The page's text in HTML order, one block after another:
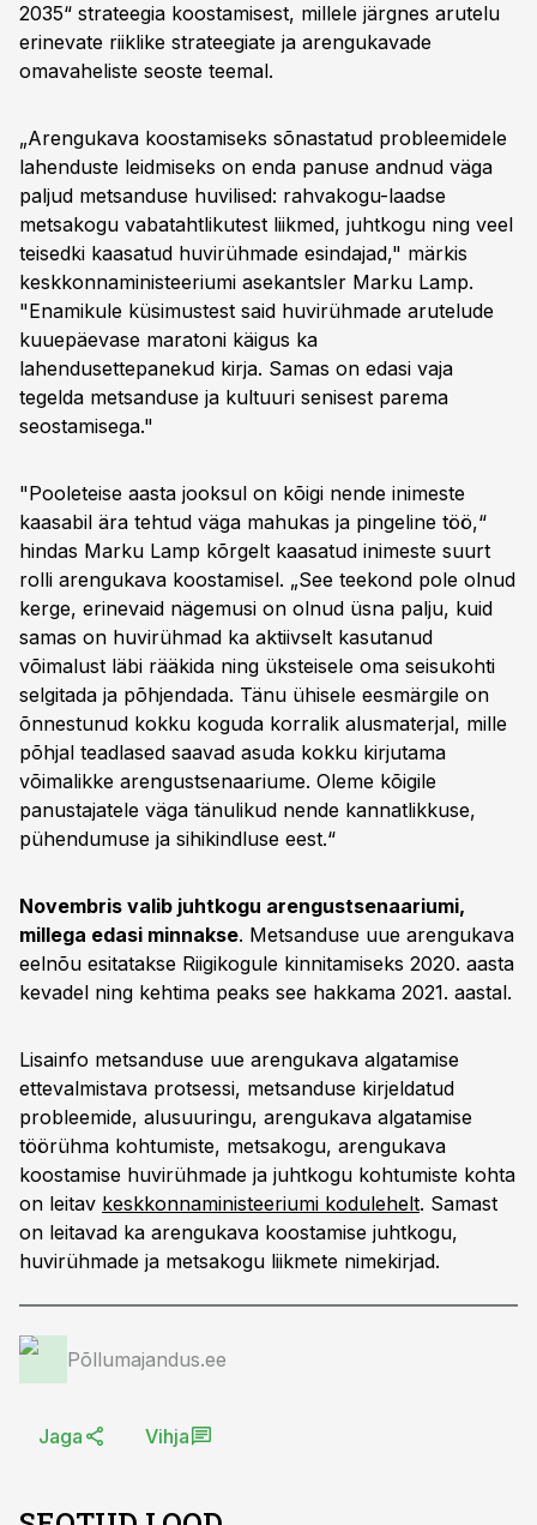
2035“ strateegia koostamisest, millele järgnes arutelu
erinevate riiklike strateegiate ja arengukavade
omavaheliste seoste teemal.
„Arengukava koostamiseks sõnastatud probleemidele
lahenduste leidmiseks on enda panuse andnud väga
paljud metsanduse huvilised: rahvakogu-laadse
metsakogu vabatahtlikutest liikmed, juhtkogu ning veel
teisedki kaasatud huvirühmade esindajad," märkis
keskkonnaministeeriumi asekantsler Marku Lamp.
"Enamikule küsimustest said huvirühmade arutelude
kuuepäevase maratoni käigus ka
lahendusettepanekud kirja. Samas on edasi vaja
tegelda metsanduse ja kultuuri senisest parema
seostamisega."
"Pooleteise aasta jooksul on kõigi nende inimeste
kaasabil ära tehtud väga mahukas ja pingeline töö,“
hindas Marku Lamp kõrgelt kaasatud inimeste suurt
rolli arengukava koostamisel. „See teekond pole olnud
kerge, erinevaid nägemusi on olnud üsna palju, kuid
samas on huvirühmad ka aktiivselt kasutanud
võimalust läbi rääkida ning üksteisele oma seisukohti
selgitada ja põhjendada. Tänu ühisele eesmärgile on
õnnestunud kokku koguda korralik alusmaterjal, mille
põhjal teadlased saavad asuda kokku kirjutama
võimalikke arengustsenaariume. Oleme kõigile
panustajatele väga tänulikud nende kannatlikkuse,
pühendumuse ja sihikindluse eest.“
Novembris valib juhtkogu arengustsenaariumi,
millega edasi minnakse. Metsanduse uue arengukava
eelnõu esitatakse Riigikogule kinnitamiseks 2020. aasta
kevadel ning kehtima peaks see hakkama 2021. aastal.
Lisainfo metsanduse uue arengukava algatamise
ettevalmistava protsessi, metsanduse kirjeldatud
probleemide, alusuuringu, arengukava algatamise
töörühma kohtumiste, metsakogu, arengukava
koostamise huvirühmade ja juhtkogu kohtumiste kohta
on leitav keskkonnaministeeriumi kodulehelt. Samast
on leitavad ka arengukava koostamise juhtkogu,
huvirühmade ja metsakogu liikmete nimekirjad.
Põllumajandus.ee
Jaga Vihja